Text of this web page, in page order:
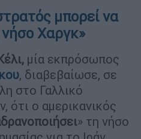
μπορεί να
Χαργκ»
μία εκπρόσωπος
, διαβεβαίωσε, σε
στο Γαλλικό
ότι ο αμερικανικός
» τη νήσο